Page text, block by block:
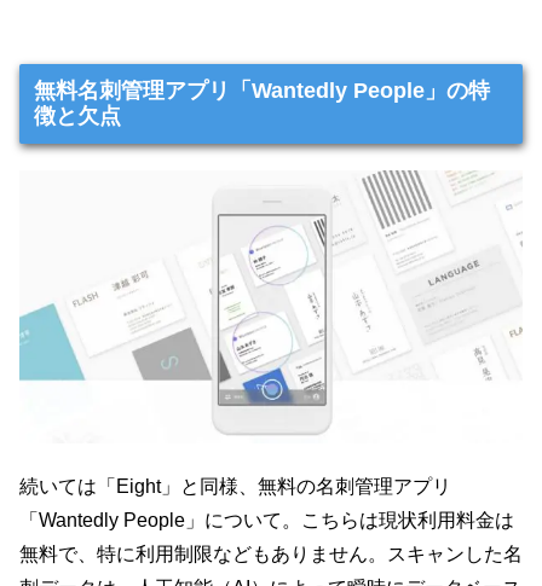
無料名刺管理アプリ「Wantedly People」の特
徴と欠点
続いては「Eight」と同様、無料の名刺管理アプリ
「Wantedly People」について。こちらは現状利用料金は
無料で、特に利用制限などもありません。スキャンした名